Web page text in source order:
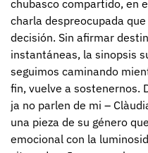
chubasco compartido, en
charla despreocupada
decisión. Sin afirmar
instantáneas, la sinopsis
seguimos caminando
fin, vuelve a sostenernos.
ja no parlen de mi –
una pieza de su género
emocional con la